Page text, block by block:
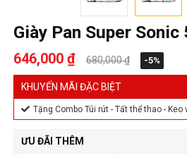
Giày Pan Super Sonic
646,000 ₫ 680,000 ₫ -5%
KHUYẾN MÃI ĐẶC BIỆT
Tặng Combo Túi rút - Tất thể thao - Keo
ƯU ĐÃI THÊM